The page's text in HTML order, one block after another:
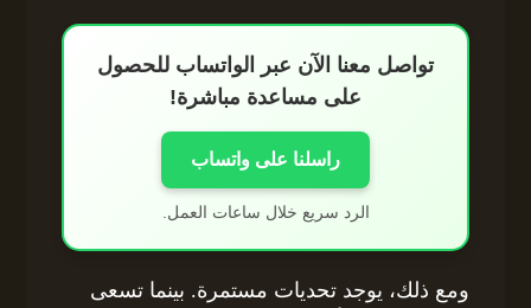
تواصل معنا الآن عبر الواتساب للحصول
على مساعدة مباشرة!
راسلنا على واتساب
الرد سريع خلال ساعات العمل.
ومع ذلك، يوجد تحديات مستمرة. بينما تسعى